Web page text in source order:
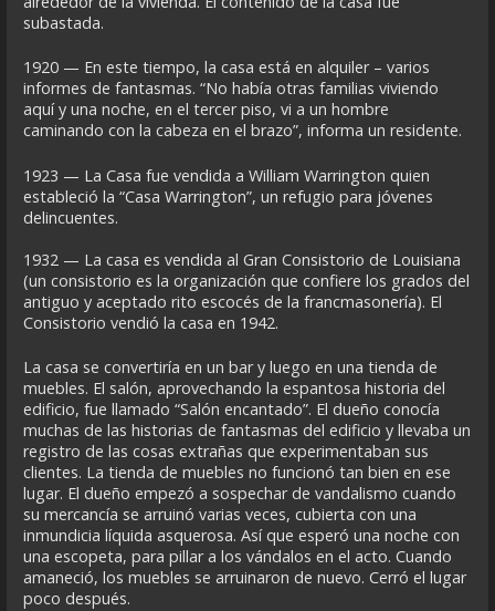
subastada.
1920 — En este tiempo, la casa está en alquiler – varios
informes de fantasmas. “No había otras familias viviendo
aquí y una noche, en el tercer piso, vi a un hombre
caminando con la cabeza en el brazo”, informa un residente.
1923 — La Casa fue vendida a William Warrington quien
estableció la “Casa Warrington”, un refugio para jóvenes
delincuentes.
1932 — La casa es vendida al Gran Consistorio de Louisiana
(un consistorio es la organización que confiere los grados del
antiguo y aceptado rito escocés de la francmasonería). El
Consistorio vendió la casa en 1942.
La casa se convertiría en un bar y luego en una tienda de
muebles. El salón, aprovechando la espantosa historia del
edificio, fue llamado “Salón encantado”. El dueño conocía
muchas de las historias de fantasmas del edificio y llevaba un
registro de las cosas extrañas que experimentaban sus
clientes. La tienda de muebles no funcionó tan bien en ese
lugar. El dueño empezó a sospechar de vandalismo cuando
su mercancía se arruinó varias veces, cubierta con una
inmundicia líquida asquerosa. Así que esperó una noche con
una escopeta, para pillar a los vándalos en el acto. Cuando
amaneció, los muebles se arruinaron de nuevo. Cerró el lugar
poco después.